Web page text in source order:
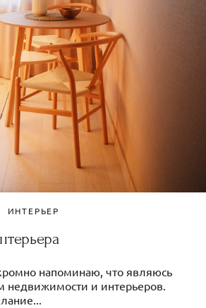
ИНТЕРЬЕР
напоминаю, что являюсь
недвижимости и интерьеров.